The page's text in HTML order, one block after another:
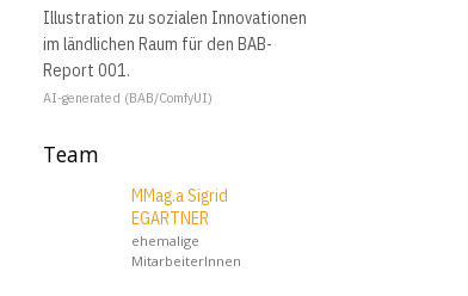
Illustration zu sozialen Innovationen
im ländlichen Raum für den BAB-
Report 001.
AI-generated (BAB/ComfyUI)
Team
MMag.a Sigrid
EGARTNER
ehemalige
MitarbeiterInnen